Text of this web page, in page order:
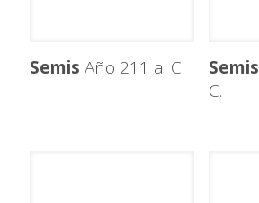
Semis Año 211 a. C. Semis
C.